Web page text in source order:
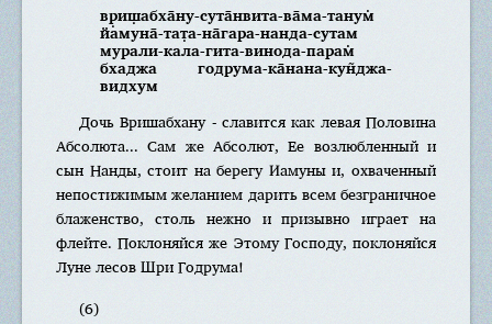
вр̣иш̣абха̄ну-сута̄нвита-ва̄ма-танум̇
йамуна̄-тат̣а-на̄гара-нанда-сутам
мурали-кала-гита-винода-парам̇
бхаджа годрума-ка̄нана-кун̃джа-
видхум
Дочь Вришабхану - славится как левая Половина
Абсолюта... Сам же Абсолют, Ее возлюбленный и
сын Нанды, стоит на берегу Иамуны и, охваченный
непостижимым желанием дарить всем безграничное
блаженство, столь нежно и призывно играет на
флейте. Поклоняйся же Этому Господу, поклоняйся
Луне лесов Шри Годрума!
(6)